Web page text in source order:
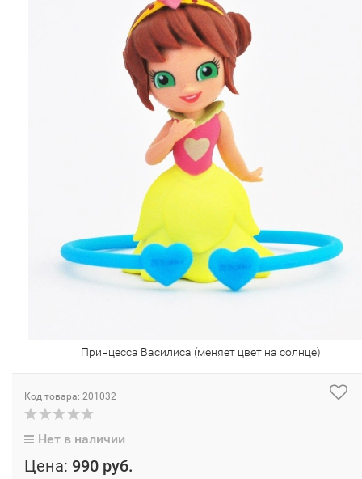
Принцесса Василиса (меняет цвет на солнце)
Код товара: 201032
Нет в наличии
Цена: 990 руб.